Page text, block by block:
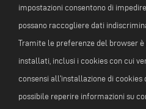
impostazioni consentono di
possano raccogliere dati
Tramite le preferenze del browser
installati, inclusi i cookies con cui
consensi all'installazione di cookies
possibile reperire informazioni su